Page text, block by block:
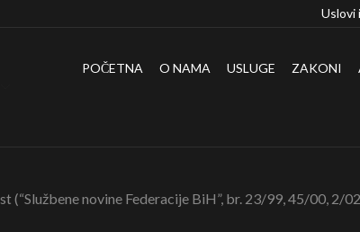
Uslovi
POČETNA O NAMA USLUGE ZAKONI
novine Federacije BiH”, br. 23/99, 45/00, 2/